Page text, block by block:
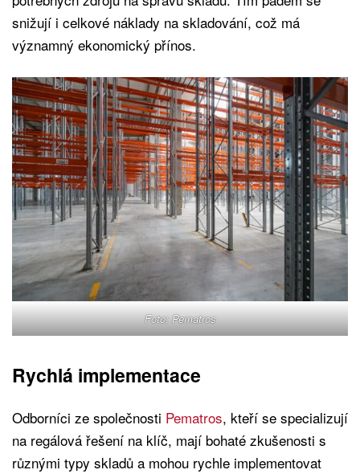
snižují i celkové náklady na skladování, což má
významný ekonomický přínos.
Foto: Pematros
Rychlá implementace
Odborníci ze společnosti Pematros, kteří se specializují
na regálová řešení na klíč, mají bohaté zkušenosti s
různými typy skladů a mohou rychle implementovat